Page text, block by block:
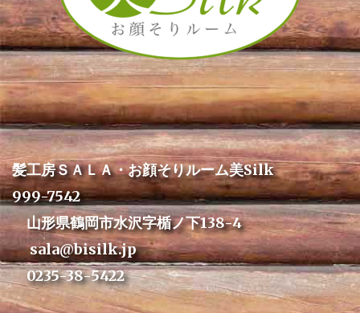
髪工房ＳＡＬＡ・お顔そりルーム美Silk
999-7542
山形県鶴岡市水沢字楯ノ下138-4
sala@bisilk.jp
0235-38-5422